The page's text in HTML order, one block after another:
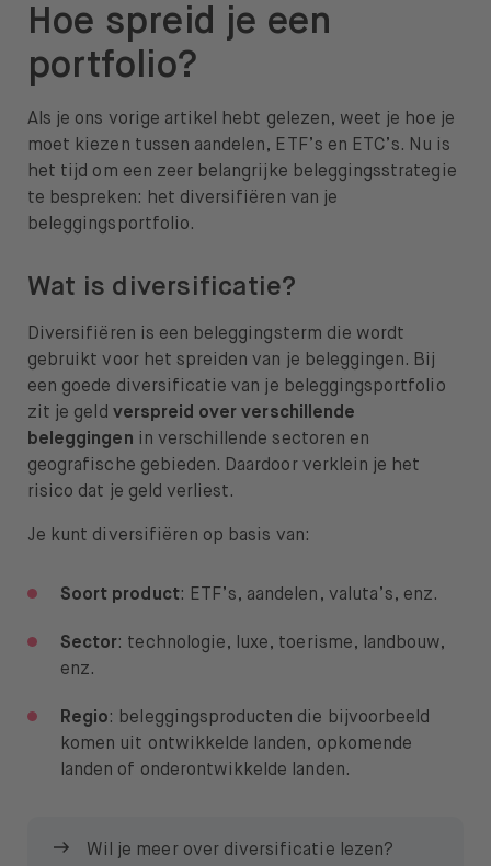
Over BUX
Vacatures
Pers
Help
FAQ
NL
Open taal menu
Hoe spreid je een
portfolio?
Als je ons vorige artikel hebt gelezen, weet je hoe je
moet kiezen tussen aandelen, ETF’s en ETC’s. Nu is
het tijd om een zeer belangrijke beleggingsstrategie
te bespreken: het diversifiëren van je
beleggingsportfolio.
Wat is diversificatie?
Diversifiëren is een beleggingsterm die wordt
gebruikt voor het spreiden van je beleggingen. Bij
een goede diversificatie van je beleggingsportfolio
zit je geld verspreid over verschillende
beleggingen in verschillende sectoren en
geografische gebieden. Daardoor verklein je het
risico dat je geld verliest.
Je kunt diversifiëren op basis van:
Soort product: ETF’s, aandelen, valuta’s, enz.
Sector: technologie, luxe, toerisme, landbouw,
enz.
Regio: beleggingsproducten die bijvoorbeeld
komen uit ontwikkelde landen, opkomende
landen of onderontwikkelde landen.
Wil je meer over diversificatie lezen?